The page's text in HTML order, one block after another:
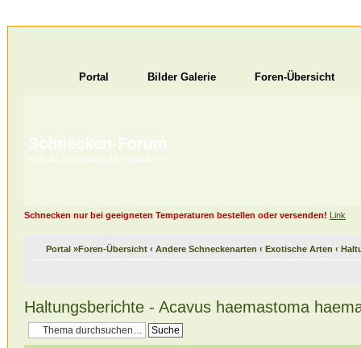
Portal Bilder Galerie Foren-Übersicht
Schnecken-Forum
Habt ihr Schnecken als Haustiere?
Schnecken nur bei geeigneten Temperaturen bestellen oder versenden! Link
Portal»Foren-Übersicht ‹ Andere Schneckenarten ‹ Exotische Arten ‹
Haltungsberichte - Acavus haemastoma